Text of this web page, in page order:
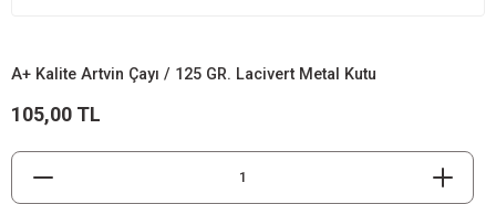
A+ Kalite Artvin Çayı / 125 GR. Lacivert Metal Kutu
105,00 TL